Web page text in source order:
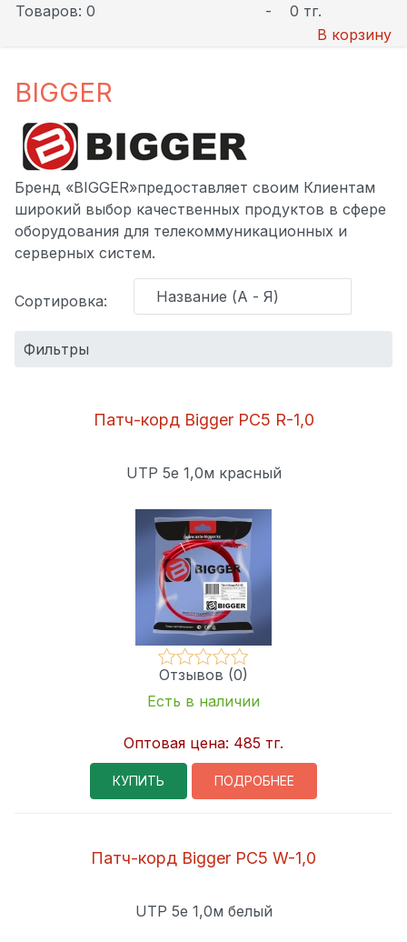
Товаров: 0 -
0 тг.
В корзину
BIGGER
Бренд «BIGGER»предоставляет своим Клиентам
широкий выбор качественных продуктов в сфере
оборудования для телекоммуникационных и
серверных систем.
Сортировка:
Фильтры
СБРОСИТЬ ФИЛЬТР
Патч-корд Bigger PC5 R-1,0
UTP 5e 1,0м красный
Отзывов (0)
Есть в наличии
Оптовая цена: 485 тг.
КУПИТЬ ПОДРОБНЕЕ
Патч-корд Bigger PC5 W-1,0
UTP 5e 1,0м белый